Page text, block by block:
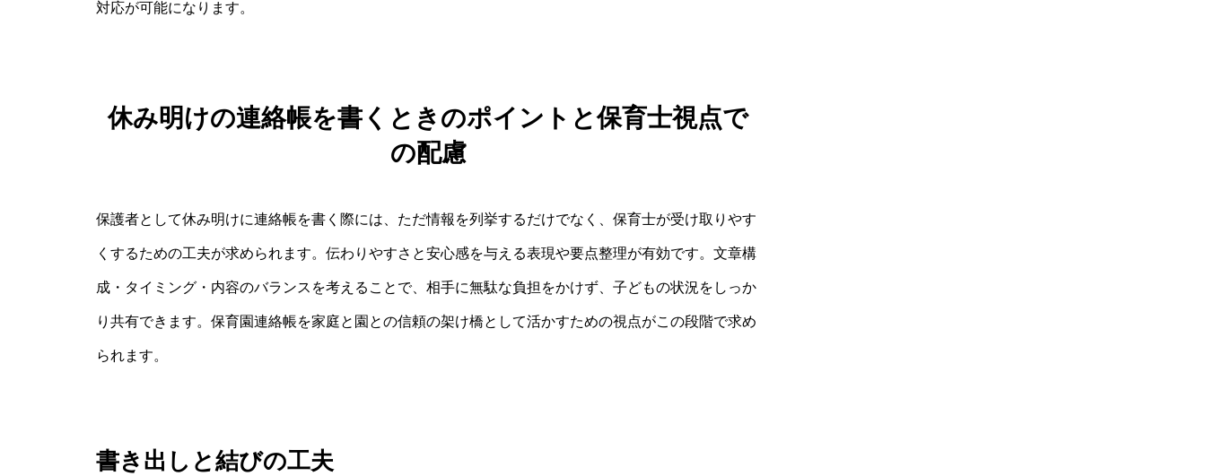
対応が可能になります。
休み明けの連絡帳を書くときのポイントと保育士視点で
の配慮
保護者として休み明けに連絡帳を書く際には、ただ情報を列挙するだけでなく、保育士が受け取りやす
くするための工夫が求められます。伝わりやすさと安心感を与える表現や要点整理が有効です。文章構
成・タイミング・内容のバランスを考えることで、相手に無駄な負担をかけず、子どもの状況をしっか
り共有できます。保育園連絡帳を家庭と園との信頼の架け橋として活かすための視点がこの段階で求め
られます。
書き出しと結びの工夫